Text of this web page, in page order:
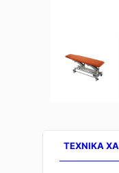
TEXNIKA